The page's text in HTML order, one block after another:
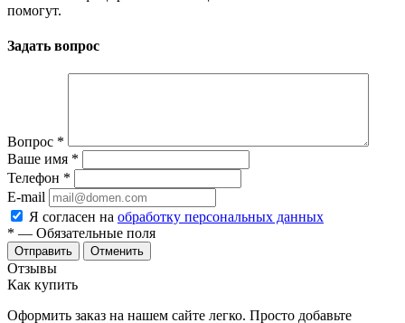
помогут.
Задать вопрос
Вопрос *
Ваше имя *
Телефон *
E-mail
Я согласен на обработку персональных данных
* — Обязательные поля
Отменить
Отзывы
Как купить
Оформить заказ на нашем сайте легко. Просто добавьте